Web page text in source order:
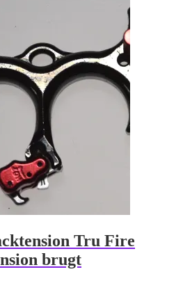
1.495,00.
Tru Fire
brugt